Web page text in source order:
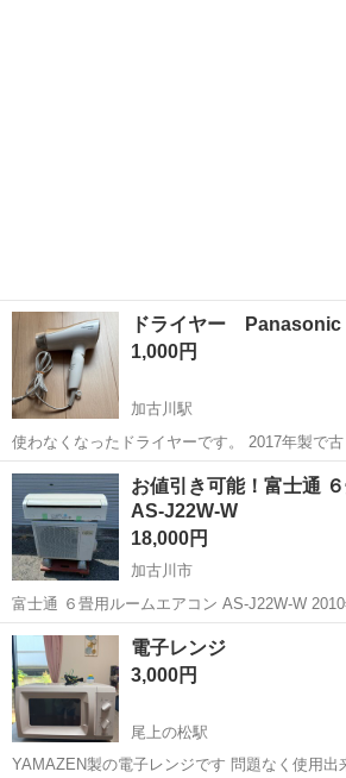
ドライヤー Panasonic
1,000円
加古川駅
使わなくなったドライヤーです。 2017年製で古
前まで使用しており、しっかり動くこと確認済みです。
Panasonicなのでそれなりの風力もあると思い
兵庫 加古川市 加古川駅 生活家電
お値引き可能！富士通
AS-J22W-W
18,000円
加古川市
富士通 ６畳用ルームエアコン AS-J22W-W 2010年製 電源 100 V 暖房
(木造和室目安) 5 畳 暖房(鉄筋洋室目安) 6 畳 冷
冷房(鉄筋洋室目安) 9 畳 暖房能力 2.2 ...
兵庫 加古川市
電子レンジ
3,000円
尾上の松駅
YAMAZEN製の電子レンジです 問題なく使用出来ます 綺麗な方だと思